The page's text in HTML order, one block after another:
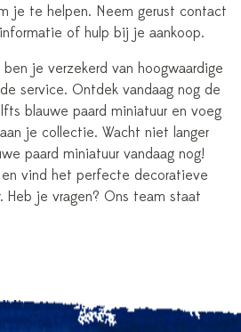
je te helpen. Neem gerust contact
of hulp bij je aankoop.
je verzekerd van hoogwaardige
service. Ontdek vandaag nog de
blauwe paard miniatuur en voeg
je collectie. Wacht niet langer
paard miniatuur vandaag nog!
vind het perfecte decoratieve
Heb je vragen? Ons team staat